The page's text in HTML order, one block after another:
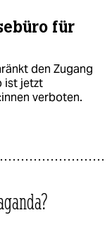
für
den Zugang
ist jetzt
verboten.